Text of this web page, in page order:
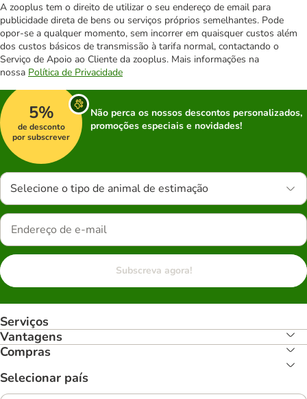
A zooplus tem o direito de utilizar o seu endereço de email para
publicidade direta de bens ou serviços próprios semelhantes. Pode
opor-se a qualquer momento, sem incorrer em quaisquer custos além
dos custos básicos de transmissão à tarifa normal, contactando o
Serviço de Apoio ao Cliente da zooplus. Mais informações na
nossa Política de Privacidade
5%
de desconto
por subscrever
Não perca os nossos descontos personalizados,
promoções especiais e novidades!
Selecione o tipo de animal de estimação
Subscreva agora!
Serviços
Vantagens
Compras
Selecionar país